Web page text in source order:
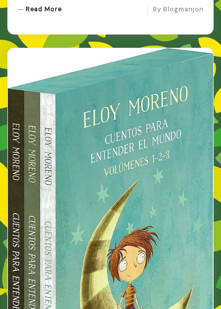
Read MoreR
R
By Blogmanjon